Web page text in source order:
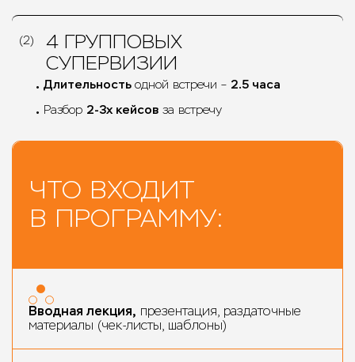
(2)
4 ГРУППОВЫХ
СУПЕРВИЗИИ
Длительность одной встречи – 2.5 часа
Разбор 2-3х кейсов за встречу
ЧТО ВХОДИТ
В ПРОГРАММУ:
Вводная лекция, презентация, раздаточные
материалы (чек-листы, шаблоны)